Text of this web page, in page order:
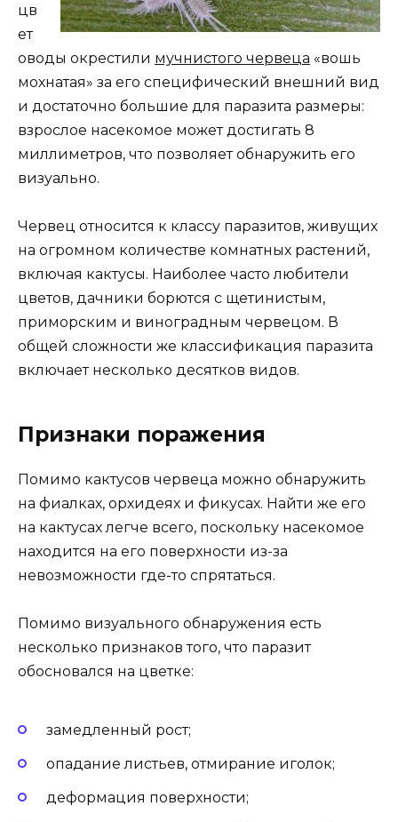
цв
ет
оводы окрестили мучнистого червеца «вошь
мохнатая» за его специфический внешний вид
и достаточно большие для паразита размеры:
взрослое насекомое может достигать 8
миллиметров, что позволяет обнаружить его
визуально.
Червец относится к классу паразитов, живущих
на огромном количестве комнатных растений,
включая кактусы. Наиболее часто любители
цветов, дачники борются с щетинистым,
приморским и виноградным червецом. В
общей сложности же классификация паразита
включает несколько десятков видов.
Признаки поражения
Помимо кактусов червеца можно обнаружить
на фиалках, орхидеях и фикусах. Найти же его
на кактусах легче всего, поскольку насекомое
находится на его поверхности из-за
невозможности где-то спрятаться.
Помимо визуального обнаружения есть
несколько признаков того, что паразит
обосновался на цветке:
замедленный рост;
опадание листьев, отмирание иголок;
деформация поверхности;